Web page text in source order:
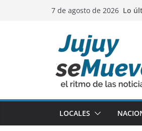
7 de agosto de 2026 Lo
LOCALES